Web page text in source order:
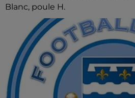
Blanc, poule H.